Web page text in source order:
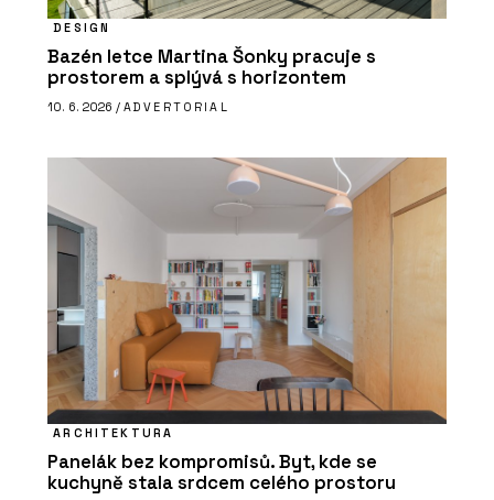
DESIGN
Bazén letce Martina Šonky pracuje s
prostorem a splývá s horizontem
10. 6. 2026 / ADVERTORIAL
ARCHITEKTURA
Panelák bez kompromisů. Byt, kde se
kuchyně stala srdcem celého prostoru